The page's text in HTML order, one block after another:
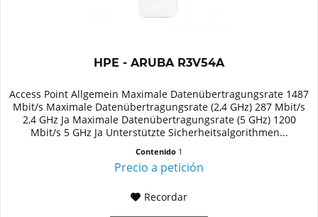
HPE - ARUBA R3V54A
Access Point Allgemein Maximale Datenübertragungsrate 1487
Mbit/s Maximale Datenübertragungsrate (2,4 GHz) 287 Mbit/s
2,4 GHz Ja Maximale Datenübertragungsrate (5 GHz) 1200
Mbit/s 5 GHz Ja Unterstützte Sicherheitsalgorithmen...
Contenido 1
Precio a petición
Recordar